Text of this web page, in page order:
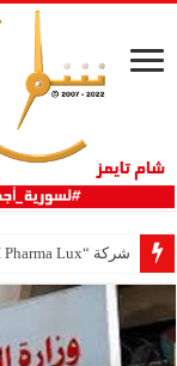
شركة “SI Pharma Lux”: مشاركتنا في المعرض عززت التواصل مع الشركاء المحليين والدوليين